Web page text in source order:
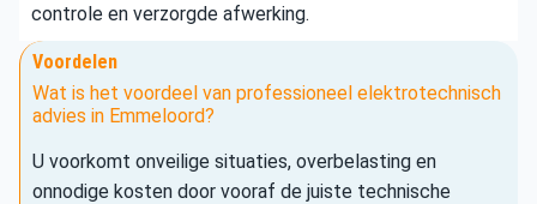
controle en verzorgde afwerking.
Voordelen
Wat is het voordeel van professioneel elektrotechnisch
advies in Emmeloord?
U voorkomt onveilige situaties, overbelasting en
onnodige kosten door vooraf de juiste technische